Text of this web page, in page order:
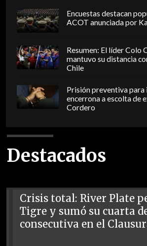
Encuestas destacan
ACOT anunciada por
Resumen: El líder Colo
mantuvo su distancia
Chile
Prisión preventiva
encerrona a escolta de
Cordero
Destacados
Crisis total: River Plate
Tigre y sumó su cuarta
consecutiva en el